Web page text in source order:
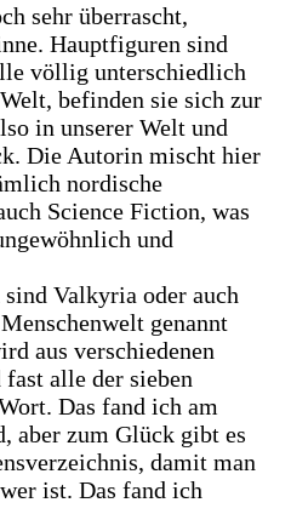
sehr überrascht,
Hauptfiguren sind
völlig unterschiedlich
befinden sie sich zur
in unserer Welt und
Die Autorin mischt hier
nordische
Science Fiction, was
und
Valkyria oder auch
genannt
aus verschiedenen
alle der sieben
Das fand ich am
aber zum Glück gibt es
damit man
ist. Das fand ich